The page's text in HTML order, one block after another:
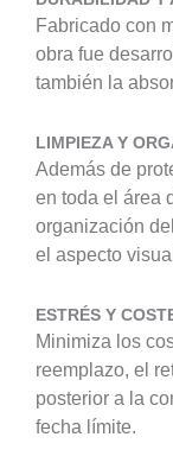
Fabricado con
obra fue
también la
LIMPIEZA Y
Además de
en toda el área
organización
el aspecto
ESTRÉS Y
Minimiza los
reemplazo, el
posterior a la
fecha límite.